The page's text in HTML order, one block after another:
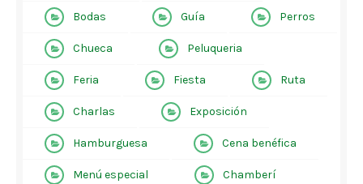
Bodas Guía Perros
Chueca Peluqueria
Feria Fiesta Ruta
Charlas Exposición
Hamburguesa Cena benéfica
Menú especial Chamberí